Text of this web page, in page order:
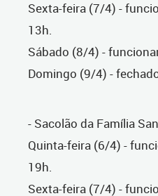
Sexta-feira (7/4) -
13h.
Sábado (8/4) -
Domingo (9/4) -
- Sacolão da Família
Quinta-feira (6/4) -
19h.
Sexta-feira (7/4) -